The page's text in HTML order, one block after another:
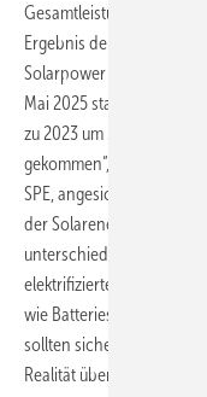
Gesamtleistung von 597
Ergebnis der aktuellen
Solarpower Europe (SPE)
Mai 2025 startet,
zu 2023 um 33 Prozent
gekommen“, betont
SPE, angesichts der
der Solarenergie in den
unterschiedlich, doch ein
elektrifizierte
wie Batteriespeicher. Die
sollten sicherstellen, dass
Realität übereinstimmen